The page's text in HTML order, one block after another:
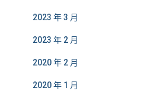
2023 年 3 月
2023 年 2 月
2020 年 2 月
2020 年 1 月